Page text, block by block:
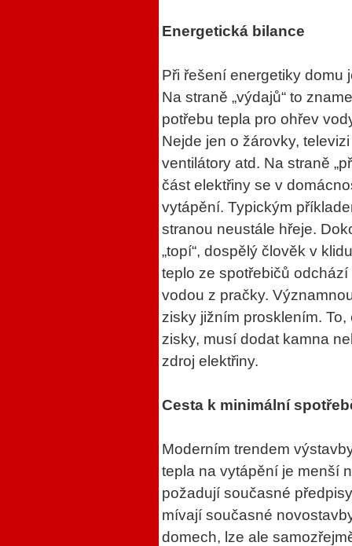
Energetická bilance
Při řešení energetiky domu
Na straně „výdajů“ to
potřebu tepla pro ohřev
Nejde jen o žárovky,
ventilátory atd. Na straně
část elektřiny se v
vytápění. Typickým
stranou neustále hřeje.
„topí“, dospělý člověk v
teplo ze spotřebičů
vodou z pračky.
zisky jižním prosklením.
zisky, musí dodat kamna
zdroj elektřiny.
Cesta k minimální
Moderním trendem
tepla na vytápění je menší
požadují současné
mívají současné
domech, lze ale